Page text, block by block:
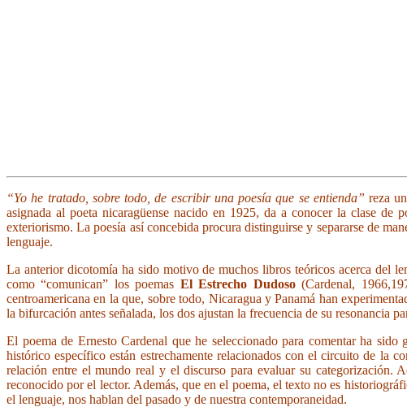
“Yo he tratado, sobre todo, de escribir una poesía que se entienda”reza
asignada al poeta nicaragüense nacido en 1925, da a conocer la clase
exteriorismo. La poesía así concebida procura distinguirse y separarse de
lenguaje.
La anterior dicotomía ha sido motivo de muchos libros teóricos acerca del
como “comunican” los poemas El Estrecho Dudoso(Cardenal,
centroamericana en la que, sobre todo, Nicaragua y Panamá han
la bifurcación antes señalada, los dos ajustan la frecuencia de su resonancia
El poema de Ernesto Cardenal que he seleccionado para comentar ha
histórico específico están estrechamente relacionados con el circuito de la
relación entre el mundo real y el discurso para evaluar su categorización.
reconocido por el lector. Además, que en el poema, el texto no es
el lenguaje, nos hablan del pasado y de nuestra contemporaneidad.